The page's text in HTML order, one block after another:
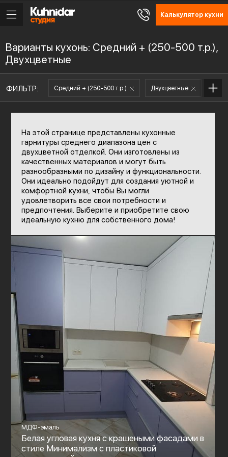
Калькулятор кухни
Варианты кухонь: Средний + (250-500 т.р.),
Двухцветные
ФИЛЬТР: Средний + (250-500 т.р.) Двухцветные
На этой странице представлены кухонные
гарнитуры среднего диапазона цен с
двухцветной отделкой. Они изготовлены из
качественных материалов и могут быть
разнообразными по дизайну и функциональности.
Они идеально подойдут для создания уютной и
комфортной кухни, чтобы Вы могли
удовлетворить все свои потребности и
предпочтения. Выберите и приобретите свою
идеальную кухню для собственного дома!
МДФ-эмаль
Белая угловая кухня с крашеными фасадами в
стиле Минимализм с пластиковой